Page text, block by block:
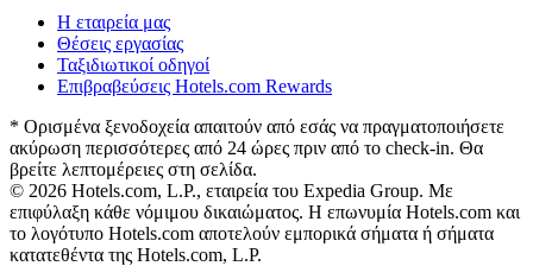
Η εταιρεία μας
Θέσεις εργασίας
Ταξιδιωτικοί οδηγοί
Επιβραβεύσεις Hotels.com Rewards
* Ορισμένα ξενοδοχεία απαιτούν από εσάς να πραγματοποιήσετε
ακύρωση περισσότερες από 24 ώρες πριν από το check-in. Θα
βρείτε λεπτομέρειες στη σελίδα.
© 2026 Hotels.com, L.P., εταιρεία του Expedia Group. Με
επιφύλαξη κάθε νόμιμου δικαιώματος. Η επωνυμία Hotels.com και
το λογότυπο Hotels.com αποτελούν εμπορικά σήματα ή σήματα
κατατεθέντα της Hotels.com, L.P.